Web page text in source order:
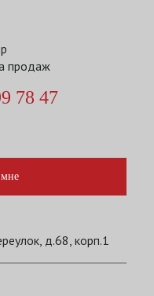
продаж
78 47
д.68, корп.1